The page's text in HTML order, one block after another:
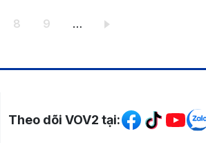
Trang
8 Trang
9 …
Mạng xã hội
Theo dõi VOV2 tại: